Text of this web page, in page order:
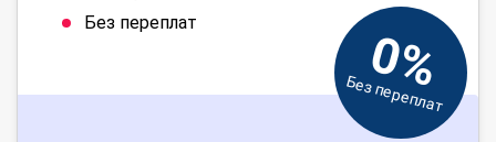
Без переплат
0%
Без переплат